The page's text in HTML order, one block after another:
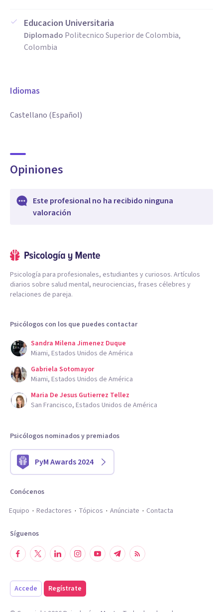
Educacion Universitaria
Diplomado Politecnico Superior de Colombia,
Colombia
Idiomas
Castellano (Español)
Opiniones
Este profesional no ha recibido ninguna
valoración
Psicología para profesionales, estudiantes y curiosos. Artículos
diarios sobre salud mental, neurociencias, frases célebres y
relaciones de pareja.
Psicólogos con los que puedes contactar
Sandra Milena Jimenez Duque
Miami, Estados Unidos de América
Gabriela Sotomayor
Miami, Estados Unidos de América
Maria De Jesus Gutierrez Tellez
San Francisco, Estados Unidos de América
Psicólogos nominados y premiados
PyM Awards 2024
Conócenos
Equipo
Redactores Tópicos Anúnciate Contacta
Síguenos
Accede Regístrate